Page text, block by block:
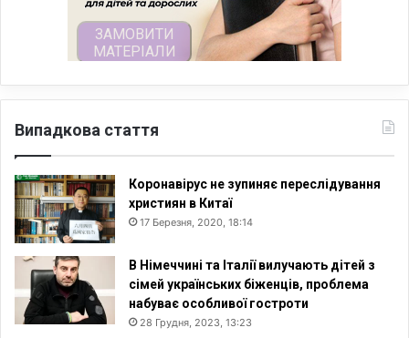
Випадкова стаття
Коронавірус не зупиняє переслідування
християн в Китаї
17 Березня, 2020, 18:14
В Німеччині та Італії вилучають дітей з
сімей українських біженців, проблема
набуває особливої гостроти
28 Грудня, 2023, 13:23